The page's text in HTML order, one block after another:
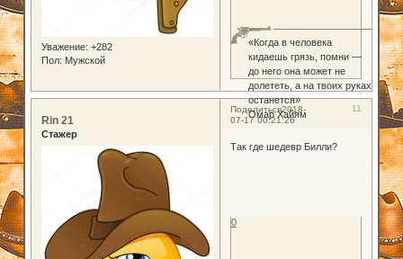
Уважение: +282
Пол: Мужской
«Когда в человека
кидаешь грязь, помни —
до него она может не
долететь, а на твоих руках
останется»
Омар Хайям
Поделиться 11
2018-
07-17 00:21:26
Rin 21
Стажер
Так где шедевр Билли?
0